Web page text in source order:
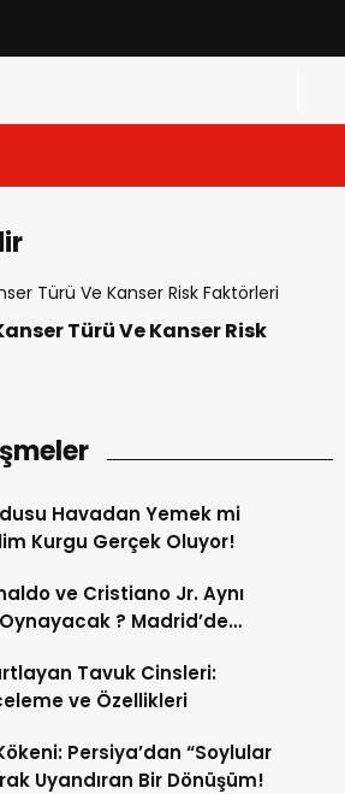
Türü Ve Kanser Risk
Havadan Yemek mi
Kurgu Gerçek Oluyor!
ve Cristiano Jr. Aynı
? Madrid’de
Tavuk Cinsleri:
ve Özellikleri
Persiya’dan “Soylular
Uyandıran Bir Dönüşüm!